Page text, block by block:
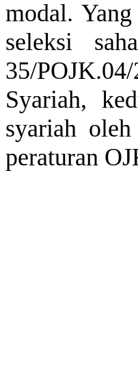
modal. Yang
seleksi
35/
Syariah,
syariah oleh
peraturan